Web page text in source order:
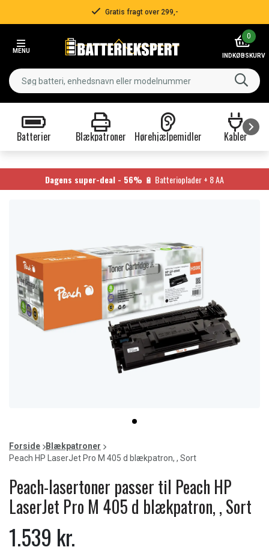
Gratis fragt over 299,-
MENU
0
INDKØBSKURV
Batterier Blækpatroner Hørehjælpemidler Kabler
9
Dagens super-deal - 56% 🔋 Batterioplader + 8 AA
item
of
1
Forside
Blækpatroner
Peach HP LaserJet Pro M 405 d blækpatron, , Sort
Peach-lasertoner passer til Peach HP
LaserJet Pro M 405 d blækpatron, , Sort
1.539 kr.